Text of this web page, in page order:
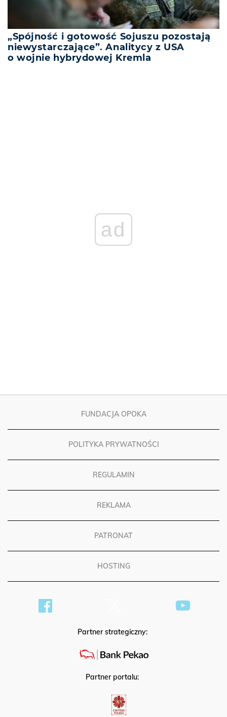
„Spójność i gotowość Sojuszu pozostają
niewystarczające”. Analitycy z USA
o wojnie hybrydowej Kremla
FUNDACJA OPOKA
POLITYKA PRYWATNOŚCI
REGULAMIN
REKLAMA
PATRONAT
HOSTING
Partner strategiczny:
Partner portalu: